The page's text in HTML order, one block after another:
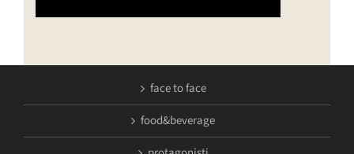
face to face
food&beverage